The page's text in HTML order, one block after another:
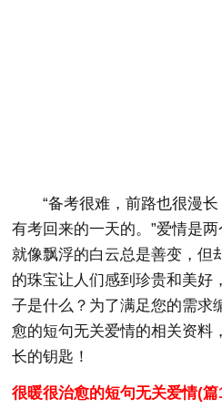
“备考很难，前路也很漫长
有考回来的一天的。”爱情是
就像飘浮的白云总是善变，但
的珠宝让人们感到珍贵和美好
子是什么？为了满足您的需求
愈的短句无关爱情的相关资料
长的钥匙！
很暖很治愈的短句无关爱情(篇